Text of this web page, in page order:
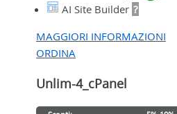
AI Site Builder ?
MAGGIORI INFORMAZIONI
ORDINA
Unlim-4_cPanel